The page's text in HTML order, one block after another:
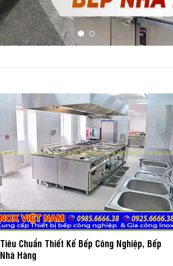
Tiêu Chuẩn Thiết Kế Bếp Công Nghiệp, Bếp
Nhà Hàng